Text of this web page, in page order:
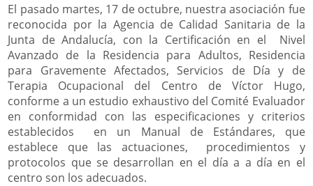
El pasado martes, 17 de octubre, nuestra asociación fue
reconocida por la Agencia de Calidad Sanitaria de la
Junta de Andalucía, con la Certificación en el Nivel
Avanzado de la Residencia para Adultos, Residencia
para Gravemente Afectados, Servicios de Día y de
Terapia Ocupacional del Centro de Víctor Hugo,
conforme a un estudio exhaustivo del Comité Evaluador
en conformidad con las especificaciones y criterios
establecidos en un Manual de Estándares, que
establece que las actuaciones, procedimientos y
protocolos que se desarrollan en el día a a día en el
centro son los adecuados.